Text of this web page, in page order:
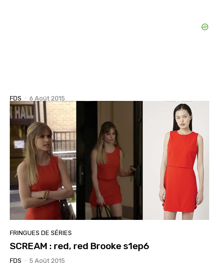
FDS - 6 Août 2015
FRINGUES DE SÉRIES
SCREAM : red, red Brooke s1ep6
FDS - 5 Août 2015